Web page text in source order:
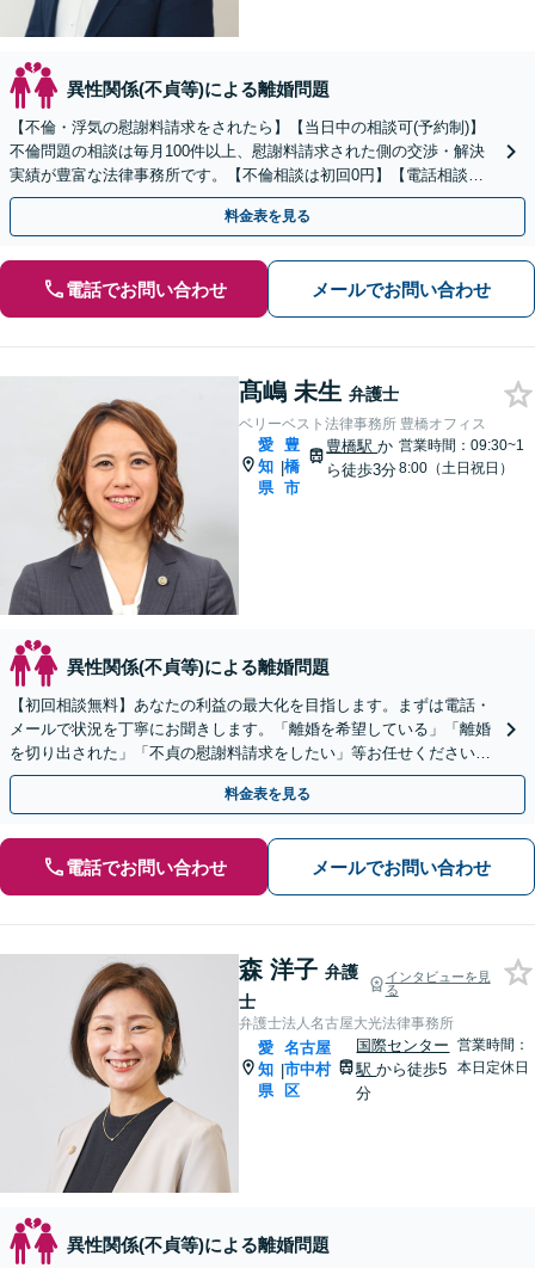
異性関係(不貞等)による離婚問題
【不倫・浮気の慰謝料請求をされたら】【当日中の相談可(予約制)】
不倫問題の相談は毎月100件以上、慰謝料請求された側の交渉・解決
実績が豊富な法律事務所です。【不倫相談は初回0円】【電話相談で
ご契約まで対応可/来所不要】
料金表を見る
電話でお問い合わせ メールでお問い合わせ
髙嶋 未生 弁護士
ベリーベスト法律事務所 豊橋オフィス
愛
知
県
|
豊
橋
市
豊橋駅か
ら徒歩3分
営業時間：09:30~1
8:00（土日祝日）
異性関係(不貞等)による離婚問題
【初回相談無料】あなたの利益の最大化を目指します。まずは電話・
メールで状況を丁寧にお聞きします。「離婚を希望している」「離婚
を切り出された」「不貞の慰謝料請求をしたい」等お任せください。
【リーズナブルな料金設定】
料金表を見る
電話でお問い合わせ メールでお問い合わせ
森 洋子 弁護
士
インタビューを見
る
弁護士法人名古屋大光法律事務所
愛
知
県
|
名古屋
市中村
区
国際センター
駅から徒歩5
分
営業時間：
本日定休日
異性関係(不貞等)による離婚問題